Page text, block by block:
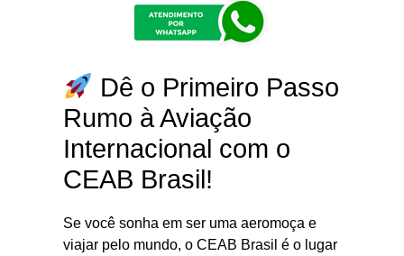
Dê o Primeiro Passo
Rumo à Aviação
Internacional com o
CEAB Brasil!
Se você sonha em ser uma aeromoça e
viajar pelo mundo, o CEAB Brasil é o lugar